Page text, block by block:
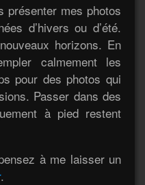
présenter mes photos
d’hivers ou d’été.
horizons. En
calmement les
pour des photos qui
Passer dans des
à pied restent
à me laisser un
.